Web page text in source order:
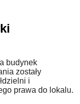
budynek
zostały
i
prawa do lokalu.